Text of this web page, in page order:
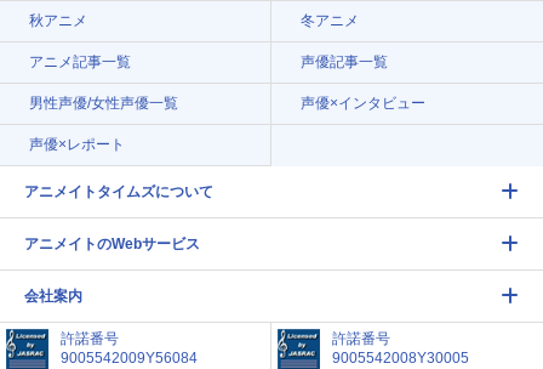
秋アニメ 冬アニメ
アニメ記事一覧 声優記事一覧
男性声優/女性声優一覧 声優×インタビュー
声優×レポート
アニメイトタイムズについて
アニメイトのWebサービス
会社案内
許諾番号
9005542009Y56084
許諾番号
9005542008Y30005